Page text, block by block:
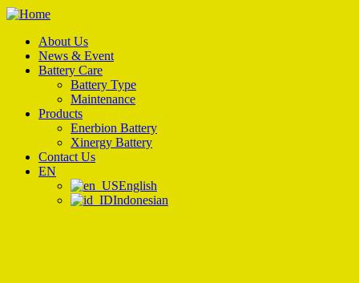
About Us
News & Event
Battery Care
Battery Type
Maintenance
Products
Enerbion Battery
Xinergy Battery
Contact Us
EN
English
Indonesian